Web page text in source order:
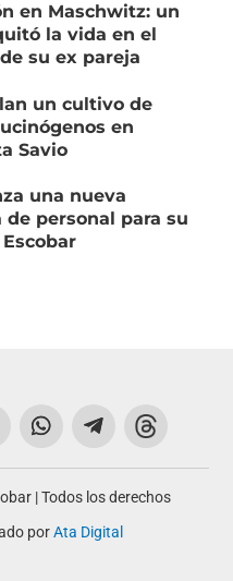
en Maschwitz: un
la vida en el
su ex pareja
un cultivo de
en
Savio
una nueva
de personal para su
| Todos los derechos
porAta Digital